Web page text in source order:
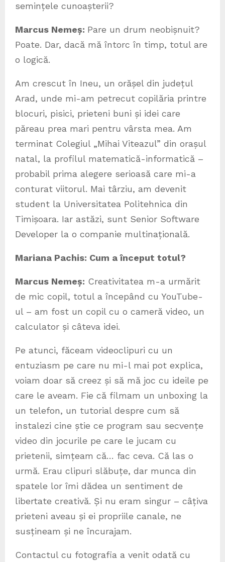
semințele cunoașterii?
Marcus Nemeș: Pare un drum neobișnuit?
Poate. Dar, dacă mă întorc în timp, totul are
o logică.
Am crescut în Ineu, un orășel din județul
Arad, unde mi-am petrecut copilăria printre
blocuri, pisici, prieteni buni și idei care
păreau prea mari pentru vârsta mea. Am
terminat Colegiul „Mihai Viteazul” din orașul
natal, la profilul matematică-informatică –
probabil prima alegere serioasă care mi-a
conturat viitorul. Mai târziu, am devenit
student la Universitatea Politehnica din
Timișoara. Iar astăzi, sunt Senior Software
Developer la o companie multinațională.
Mariana Pachis: Cum a început totul?
Marcus Nemeș: Creativitatea m-a urmărit
de mic copil, totul a începând cu YouTube-
ul – am fost un copil cu o cameră video, un
calculator și câteva idei.
Pe atunci, făceam videoclipuri cu un
entuziasm pe care nu mi-l mai pot explica,
voiam doar să creez și să mă joc cu ideile pe
care le aveam. Fie că filmam un unboxing la
un telefon, un tutorial despre cum să
instalezi cine știe ce program sau secvențe
video din jocurile pe care le jucam cu
prietenii, simțeam că… fac ceva. Că las o
urmă. Erau clipuri slăbuțe, dar munca din
spatele lor îmi dădea un sentiment de
libertate creativă. Și nu eram singur – câțiva
prieteni aveau și ei propriile canale, ne
susțineam și ne încurajam.
Contactul cu fotografia a venit odată cu